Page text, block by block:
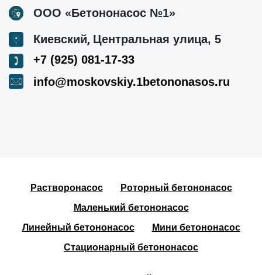
ООО «Бетононасос №1»
Киевский, Центральная улица, 5
+7 (925) 081-17-33
info@moskovskiy.1betononasos.ru
Растворонасос
Роторный бетононасос
Маленький бетононасос
Линейный бетононасос
Мини бетононасос
Стационарный бетононасос